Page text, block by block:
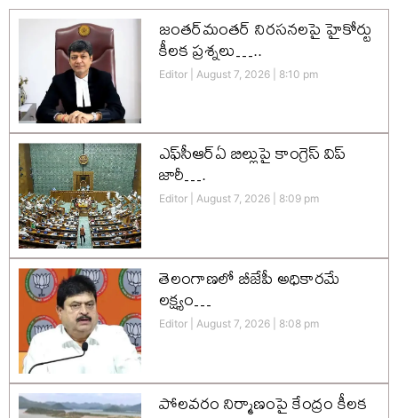
జంతర్‌మంతర్ నిరసనలపై హైకోర్టు
కీలక ప్రశ్నలు…..
Editor August 7, 2026 8:10 pm
ఎఫ్‌సీఆర్‌ఏ బిల్లుపై కాంగ్రెస్ విప్
జారీ….
Editor August 7, 2026 8:09 pm
తెలంగాణలో బీజేపీ అధికారమే
లక్ష్యం…
Editor August 7, 2026 8:08 pm
పోలవరం నిర్మాణంపై కేంద్రం కీలక